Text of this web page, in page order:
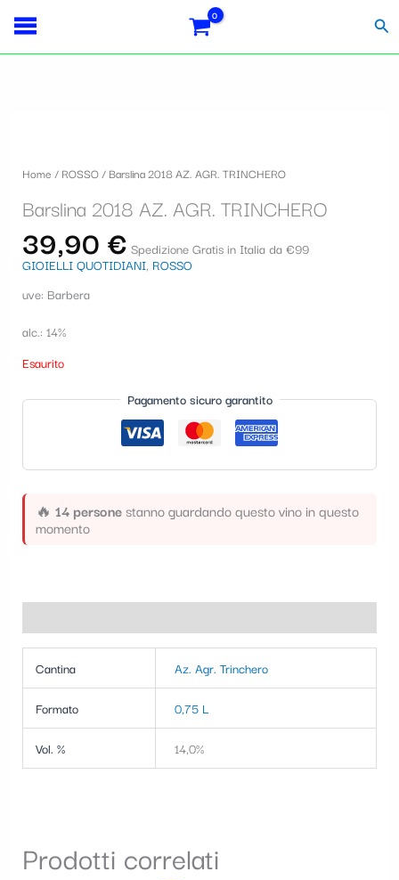
contenuto
Home / ROSSO/ Barslina 2018 AZ. AGR. TRINCHERO
Barslina 2018 AZ. AGR. TRINCHERO
39,90 € Spedizione Gratis in Italia da €99
GIOIELLI QUOTIDIANI, ROSSO
uve: Barbera
alc.: 14%
Esaurito
Pagamento sicuro garantito
🔥 14 personestanno guardando questo vino in questo
momento
Cantina Az. Agr. Trinchero
Formato 0,75 L
Vol. % 14,0%
Prodotti correlati
S
o
n
a
u
n
a
c
g
o